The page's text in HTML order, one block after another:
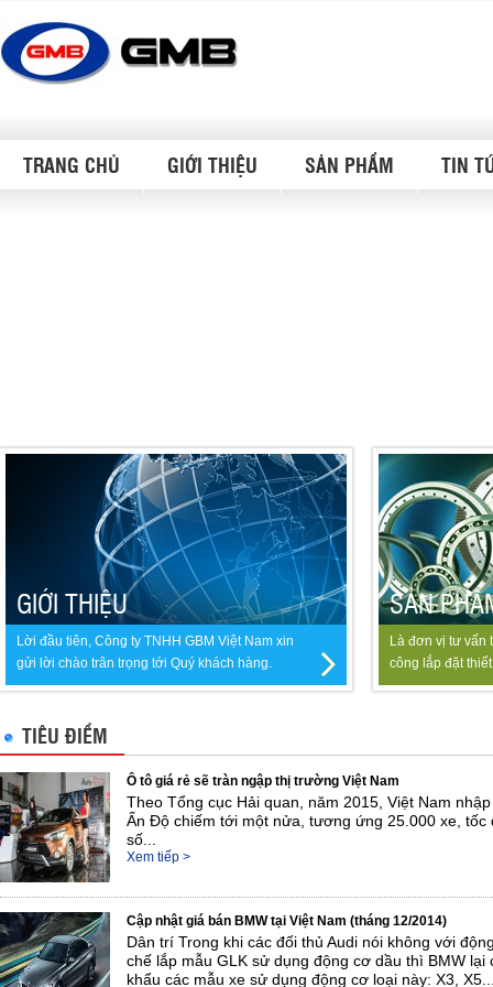
TRANG CHỦ GIỚI THIỆU SẢN PHẨM TIN
GIỚI THIỆU
Lời đầu tiên, Công ty TNHH GBM Việt Nam xin
gửi lời chào trân trọng tới Quý khách hàng.
SẢN
Là đơn vị tư vấn
công lắp đặt
bộ khoa học kỹ
TIÊU ĐIỂM
Ô tô giá rẻ sẽ tràn ngập thị trường Việt Nam
Theo Tổng cục Hải quan, năm 2015, Việt Nam
Ấn Độ chiếm tới một nửa, tương ứng 25.000 xe,
số...
Xem tiếp >
Cập nhật giá bán BMW tại Việt Nam (tháng 12/2014)
Dân trí Trong khi các đối thủ Audi nói không với
chế lắp mẫu GLK sử dụng động cơ dầu thì BMW
khẩu các mẫu xe sử dụng động cơ loại này: X3,
Xem tiếp >
Theo Tổng cục Hải quan, năm 2015, Việt Nam
Ấn Độ chiếm tới một nửa, tương ứng 25.000 xe,
số...
Xem tiếp >
chế lắp mẫu GLK sử dụng động cơ dầu thì BMW lại
khẩu các mẫu xe sử dụng động cơ loại này: X3,
Xem tiếp >